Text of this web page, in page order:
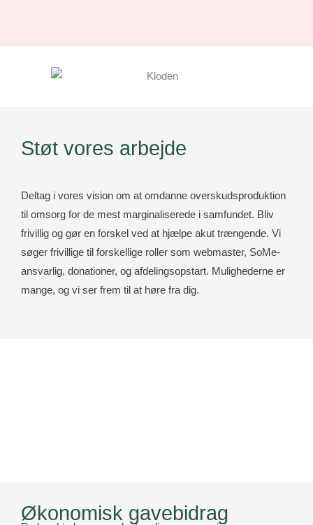
Støt vores arbejde
Deltag i vores vision om at omdanne overskudsproduktion
til omsorg for de mest marginaliserede i samfundet. Bliv
frivillig og gør en forskel ved at hjælpe akut trængende. Vi
søger frivillige til forskellige roller som webmaster, SoMe-
ansvarlig, donationer, og afdelingsopstart. Mulighederne er
mange, og vi ser frem til at høre fra dig.
Økonomisk gavebidrag